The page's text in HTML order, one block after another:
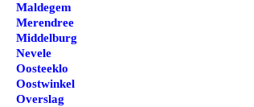
Maldegem
Merendree
Middelburg
Nevele
Oosteeklo
Oostwinkel
Overslag